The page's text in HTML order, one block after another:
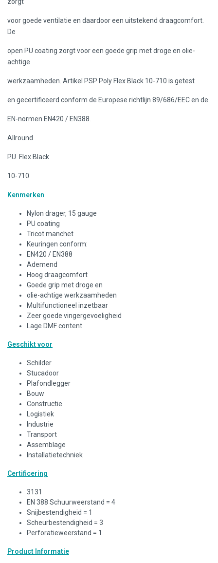
voor goede ventilatie en daardoor een uitstekend draagcomfort.
De
open PU coating zorgt voor een goede grip met droge en olie-
achtige
werkzaamheden. Artikel PSP Poly Flex Black 10-710 is getest
en gecertificeerd conform de Europese richtlijn 89/686/EEC en de
EN-normen EN420 / EN388.
Allround
PU Flex Black
10-710
Kenmerken
Nylon drager, 15 gauge
PU coating
Tricot manchet
Keuringen conform:
EN420 / EN388
Ademend
Hoog draagcomfort
Goede grip met droge en
olie-achtige werkzaamheden
Multifunctioneel inzetbaar
Zeer goede vingergevoeligheid
Lage DMF content
Geschikt voor
Schilder
Stucadoor
Plafondlegger
Bouw
Constructie
Logistiek
Industrie
Transport
Assemblage
Installatietechniek
Certificering
3131
EN 388 Schuurweerstand = 4
Snijbestendigheid = 1
Scheurbestendigheid = 3
Perforatieweerstand = 1
Product Informatie